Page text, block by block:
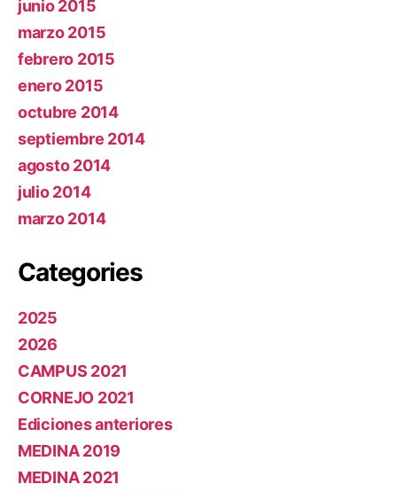
junio 2015
marzo 2015
febrero 2015
enero 2015
octubre 2014
septiembre 2014
agosto 2014
julio 2014
marzo 2014
Categories
2025
2026
CAMPUS 2021
CORNEJO 2021
Ediciones anteriores
MEDINA 2019
MEDINA 2021